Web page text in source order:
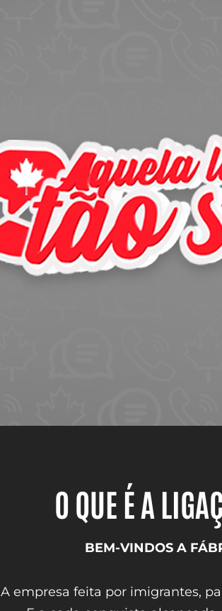
O QUE É A
BEM-VINDOS A
A empresa feita por imigrantes,